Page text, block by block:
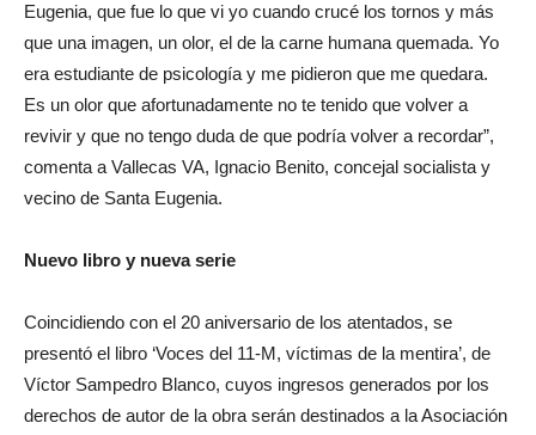
Eugenia, que fue lo que vi yo cuando crucé los tornos y más
que una imagen, un olor, el de la carne humana quemada. Yo
era estudiante de psicología y me pidieron que me quedara.
Es un olor que afortunadamente no te tenido que volver a
revivir y que no tengo duda de que podría volver a recordar”,
comenta a Vallecas VA, Ignacio Benito, concejal socialista y
vecino de Santa Eugenia.
Nuevo libro y nueva serie
Coincidiendo con el 20 aniversario de los atentados, se
presentó el libro ‘Voces del 11-M, víctimas de la mentira’, de
Víctor Sampedro Blanco, cuyos ingresos generados por los
derechos de autor de la obra serán destinados a la Asociación